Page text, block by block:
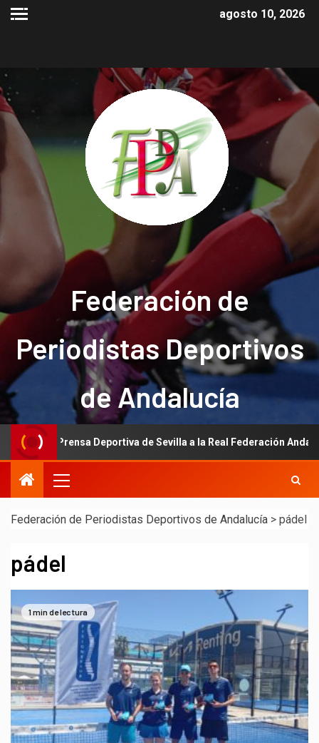
agosto 10, 2026
Federación de
Periodistas Deportivos
de Andalucía
Deportiva de Sevilla a la Real Federación Andaluza de
Federación de Periodistas Deportivos de Andalucía > pádel
pádel
1 min de lectura